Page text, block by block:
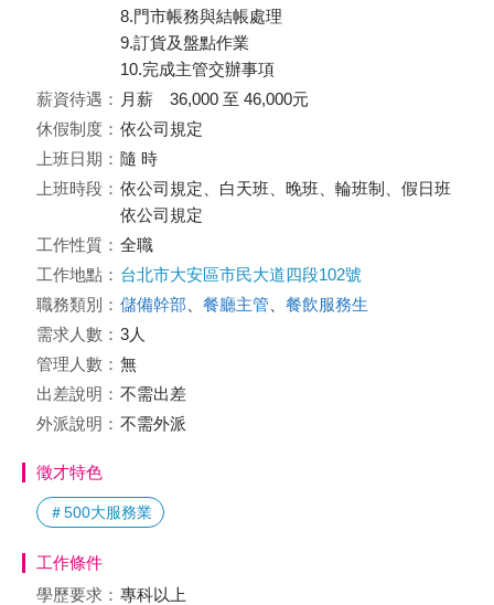
8.門市帳務與結帳處理
9.訂貨及盤點作業
10.完成主管交辦事項
薪資待遇： 月薪 36,000 至 46,000元
休假制度： 依公司規定
上班日期： 隨 時
上班時段： 依公司規定、白天班、晚班、輪班制、假日班
依公司規定
工作性質： 全職
工作地點： 台北市大安區市民大道四段102號
職務類別： 儲備幹部 餐廳主管
餐飲服務生
需求人數： 3人
管理人數： 無
出差說明： 不需出差
外派說明： 不需外派
徵才特色
＃500大服務業
工作條件
學歷要求： 專科以上